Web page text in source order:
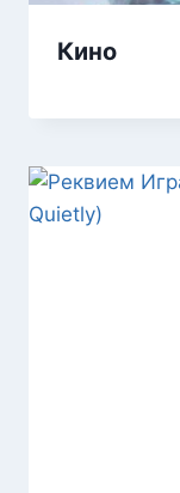
Кино